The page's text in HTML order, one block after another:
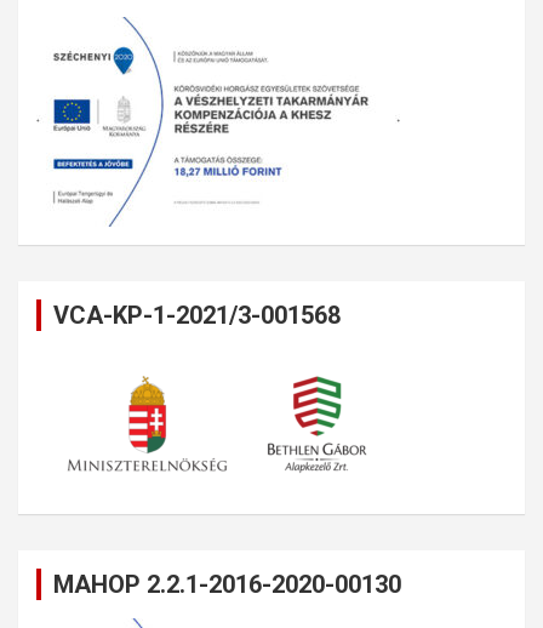
VCA-KP-1-2021/3-001568
MAHOP 2.2.1-2016-2020-00130